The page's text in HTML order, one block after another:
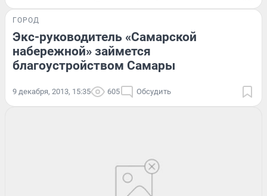
ГОРОД
Экс-руководитель «Самарской
набережной» займется
благоустройством Самары
9 декабря, 2013, 15:35 605 Обсудить